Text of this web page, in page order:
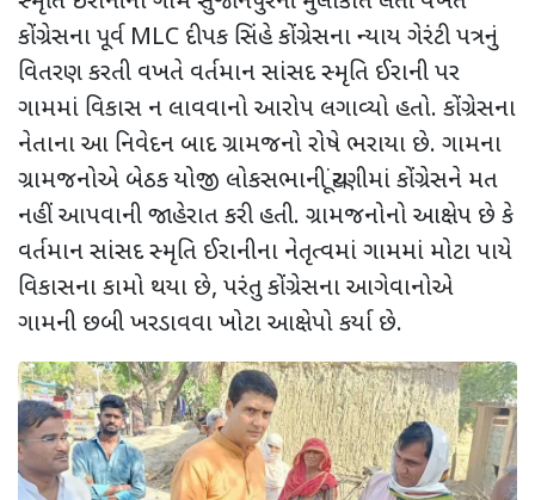
કોંગ્રેસના પૂર્વ MLC દીપક સિંહે કોંગ્રેસના ન્યાય ગેરંટી પત્રનું
વિતરણ કરતી વખતે વર્તમાન સાંસદ સ્મૃતિ ઈરાની પર
ગામમાં વિકાસ ન લાવવાનો આરોપ લગાવ્યો હતો. કોંગ્રેસના
નેતાના આ નિવેદન બાદ ગ્રામજનો રોષે ભરાયા છે. ગામના
ગ્રામજનોએ બેઠક યોજી લોકસભાની ચૂંટણીમાં કોંગ્રેસને મત
નહીં આપવાની જાહેરાત કરી હતી. ગ્રામજનોનો આક્ષેપ છે કે
વર્તમાન સાંસદ સ્મૃતિ ઈરાનીના નેતૃત્વમાં ગામમાં મોટા પાયે
વિકાસના કામો થયા છે, પરંતુ કોંગ્રેસના આગેવાનોએ
ગામની છબી ખરડાવવા ખોટા આક્ષેપો કર્યા છે.